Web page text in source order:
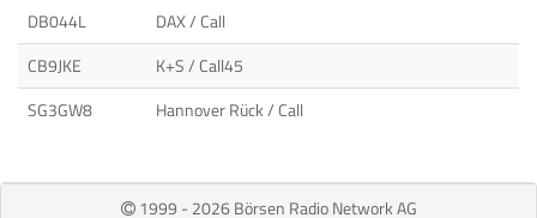
DB044L
DAX / Call
CB9JKE
K+S / Call45
SG3GW8
Hannover Rück / Call
1999 - 2026 Börsen Radio Network AG